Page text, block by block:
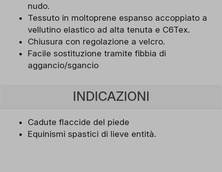
nudo.
Tessuto in moltoprene espanso accoppiato a
vellutino elastico ad alta tenuta e C6Tex.
Chiusura con regolazione a velcro.
Facile sostituzione tramite fibbia di
aggancio/sgancio
INDICAZIONI
Cadute flaccide del piede
Equinismi spastici di lieve entità.